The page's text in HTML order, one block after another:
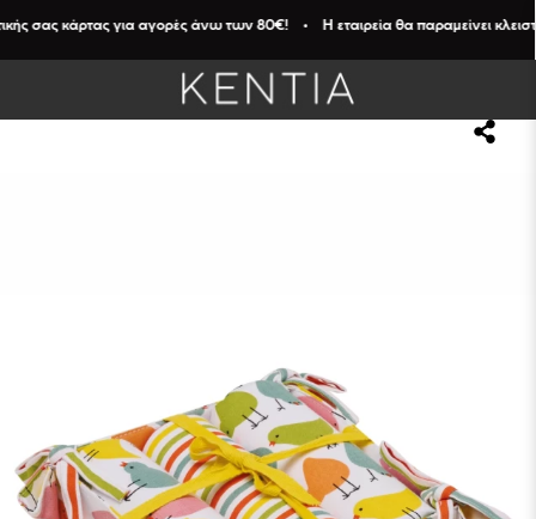
σας κάρτας για αγορές άνω των 80€! • Η εταιρεία θα παραμείνει